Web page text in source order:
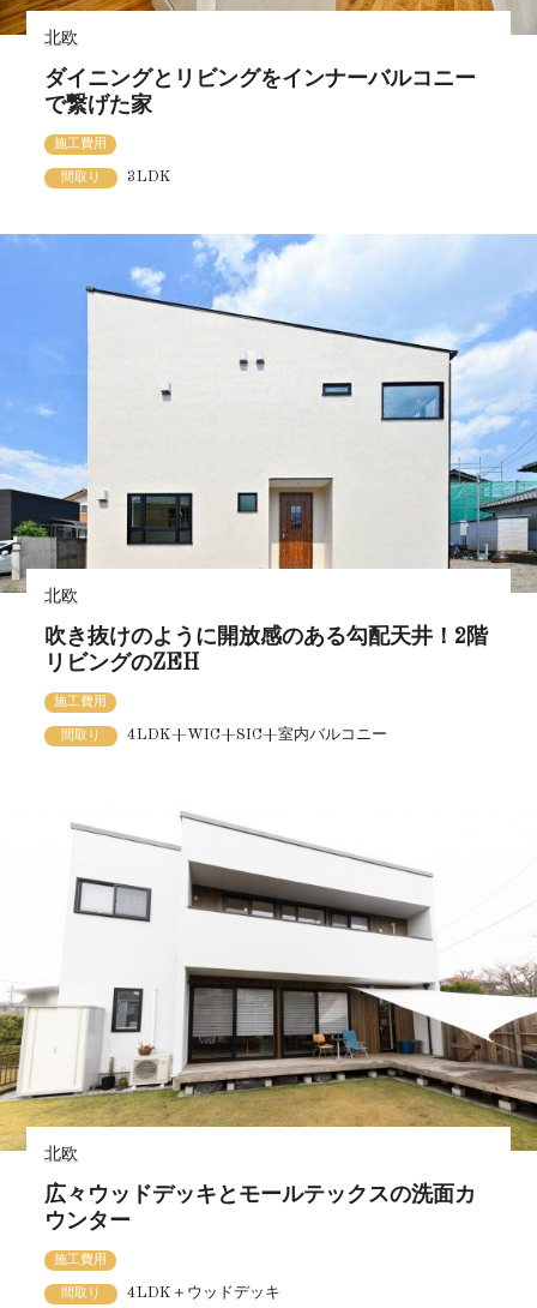
北欧
ダイニングとリビングをインナーバルコニー
で繋げた家
施工費用
間取り 3LDK
北欧
吹き抜けのように開放感のある勾配天井！2階
リビングのZEH
施工費用
間取り 4LDK+WIC+SIC+室内バルコニー
北欧
広々ウッドデッキとモールテックスの洗面カ
ウンター
施工費用
間取り 4LDK＋ウッドデッキ